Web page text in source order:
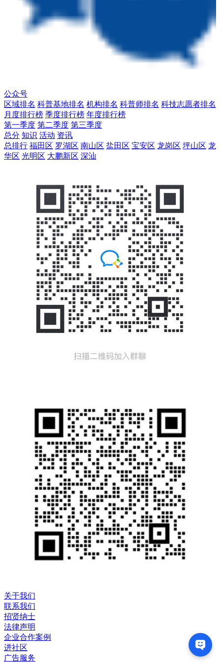
公众号
区域排名 科普基地排名 机构排名 科普师排名 科技志愿者排名
月度排行榜 季度排行榜 年度排行榜
第一季度 第二季度 第三季度
总分 知识 活动 资讯
总排行 福田区 罗湖区 南山区 盐田区 宝安区 龙岗区 坪山区 龙
华区 光明区 大鹏新区 深汕
关于我们
联系我们
招贤纳士
法律声明
企业合作案例
进社区
广告服务